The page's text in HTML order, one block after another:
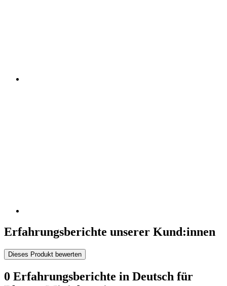
Erfahrungsberichte unserer Kund:innen
Dieses Produkt bewerten
0 Erfahrungsberichte in Deutsch für